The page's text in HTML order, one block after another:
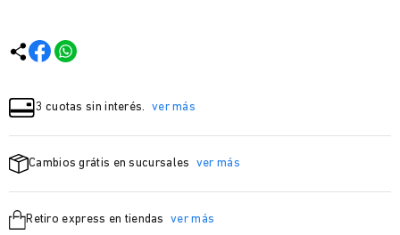
3 cuotas sin interés. ver más
Cambios grátis en sucursales ver más
Retiro express en tiendas ver más